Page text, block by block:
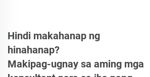
Hindi makahanap ng
hinahanap?
Makipag-ugnay sa aming mga